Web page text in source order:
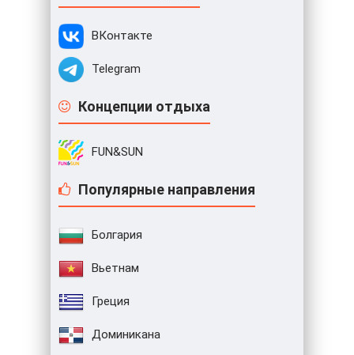
ВКонтакте
Telegram
Концепции отдыха
FUN&SUN
Популярные направления
Болгария
Вьетнам
Греция
Доминикана